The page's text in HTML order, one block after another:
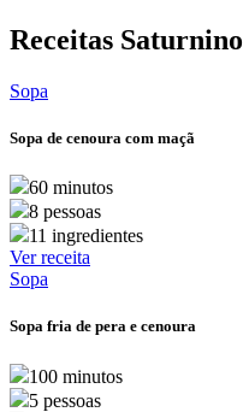
Receitas Saturnino
Sopa
Sopa de cenoura com maçã
60 minutos
8 pessoas
11 ingredientes
Ver receita
Sopa
Sopa fria de pera e cenoura
100 minutos
5 pessoas